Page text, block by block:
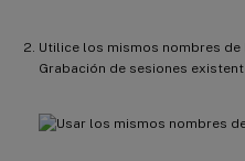
Utilice los mismos nombres
Grabación de sesiones